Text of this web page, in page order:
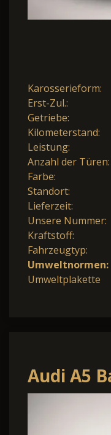
Karosserieform:
Erst-Zul.:
Getriebe:
Kilometerstand:
Leistung:
Anzahl der Türen:
Farbe:
Standort:
Lieferzeit:
Unsere Nummer:
Kraftstoff:
Fahrzeugtyp:
Umweltnormen:
Umweltplakette
Audi A5